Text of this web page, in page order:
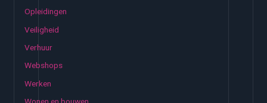
Opleidingen
Veiligheid
Verhuur
Webshops
Werken